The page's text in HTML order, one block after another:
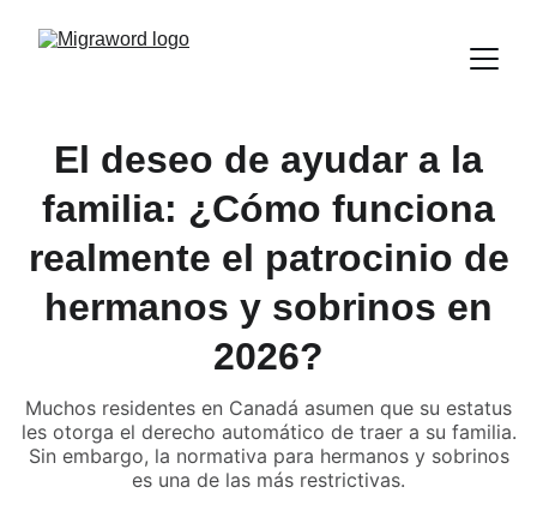
El deseo de ayudar a la
familia: ¿Cómo funciona
realmente el patrocinio de
hermanos y sobrinos en
2026?
Muchos residentes en Canadá asumen que su estatus
les otorga el derecho automático de traer a su familia.
Sin embargo, la normativa para hermanos y sobrinos
es una de las más restrictivas.